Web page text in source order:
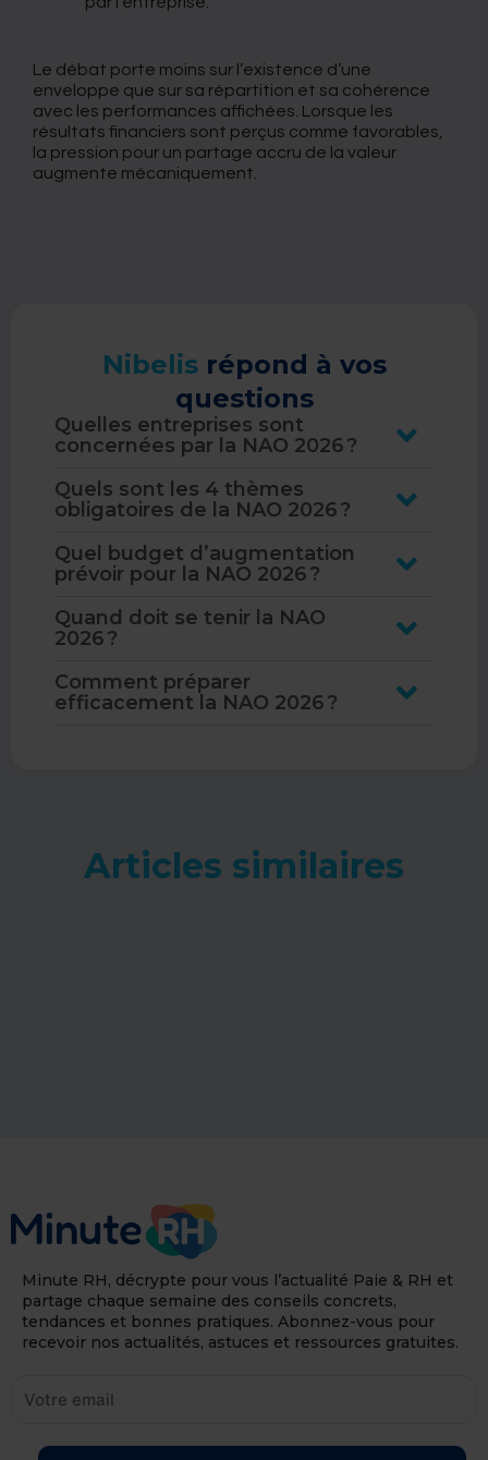
Le débat porte moins sur l’existence d’une
enveloppe que sur sa répartition et sa cohérence
avec les performances affichées. Lorsque les
résultats financiers sont perçus comme favorables,
la pression pour un partage accru de la valeur
augmente mécaniquement.
Nibelis répond à vos
questions
Quelles entreprises sont
concernées par la NAO 2026 ?
Quels sont les 4 thèmes
obligatoires de la NAO 2026 ?
Quel budget d’augmentation
prévoir pour la NAO 2026 ?
Quand doit se tenir la NAO
2026 ?
Comment préparer
efficacement la NAO 2026 ?
Articles similaires
Minute RH, décrypte pour vous l’actualité Paie & RH et
partage chaque semaine des conseils concrets,
tendances et bonnes pratiques. Abonnez-vous pour
recevoir nos actualités, astuces et ressources gratuites.